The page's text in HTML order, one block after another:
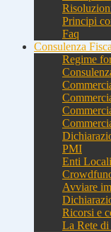
Principi
Faq
Consulenza
Regime
PMI
Enti Locali
Avviare
Ricorsi e
La Rete di